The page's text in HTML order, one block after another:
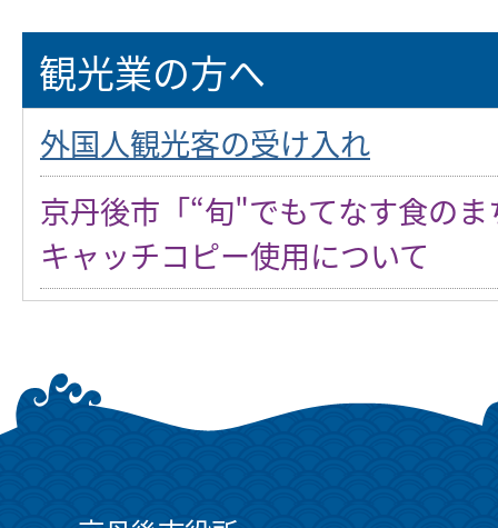
観光業の方へ
外国人観光客の受け入れ
京丹後市「“旬"でもてなす食の
キャッチコピー使用について